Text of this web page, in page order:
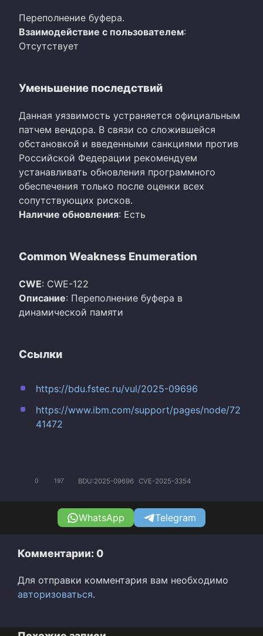
Переполнение буфера.
Взаимодействие с пользователем:
Отсутствует
Уменьшение последствий
Данная уязвимость устраняется официальным
патчем вендора. В связи со сложившейся
обстановкой и введенными санкциями против
Российской Федерации рекомендуем
устанавливать обновления программного
обеспечения только после оценки всех
сопутствующих рисков.
Наличие обновления: Есть
Common Weakness Enumeration
CWE: CWE-122
Описание: Переполнение буфера в
динамической памяти
Ссылки
https://bdu.fstec.ru/vul/2025-09696
https://www.ibm.com/support/pages/node/72
41472
0 197 BDU:2025-09696 CVE-2025-3354
WhatsApp Telegram
Комментарии: 0
Для отправки комментария вам необходимо
авторизоваться.